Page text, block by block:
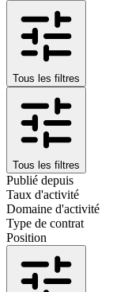
Tous les filtres
Tous les filtres
Publié depuis
Taux d'activité
Domaine d'activité
Type de contrat
Position